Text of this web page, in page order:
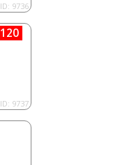
ID: 9736
120
ID: 9737